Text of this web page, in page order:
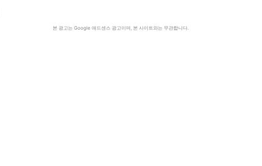
본 광고는 Google 애드센스 광고이며, 본 사이트와는 무관합니다.